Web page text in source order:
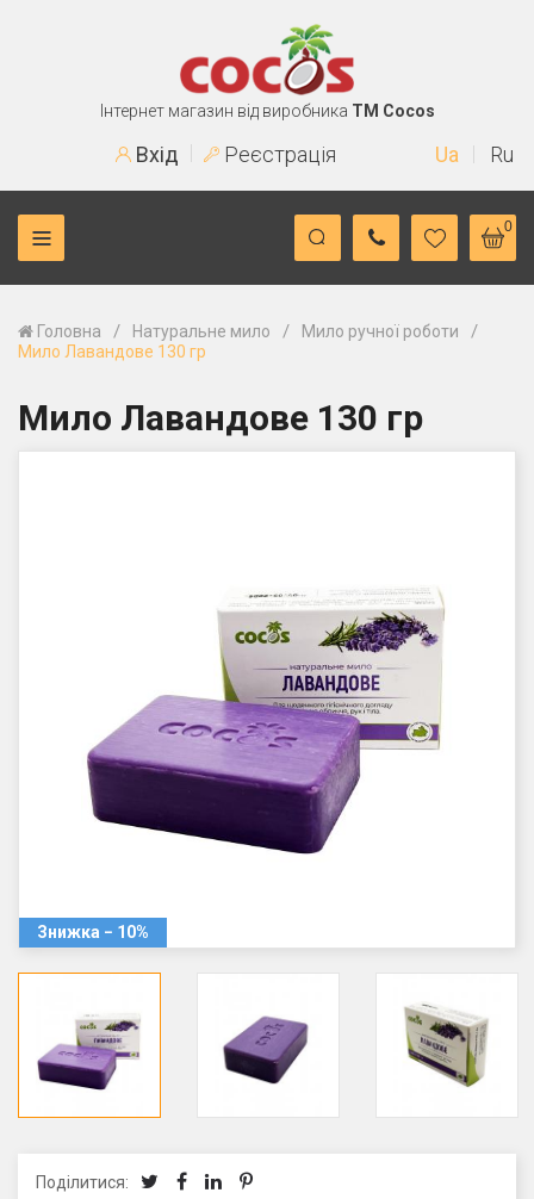
Інтернет магазин від виробника TM Cocos
Вхід Реєстрація Ua Ru
0
Головна / Натуральне мило / Мило ручної роботи /
Мило Лавандове 130 гр
Мило Лавандове 130 гр
Знижка − 10%
Поділитися: